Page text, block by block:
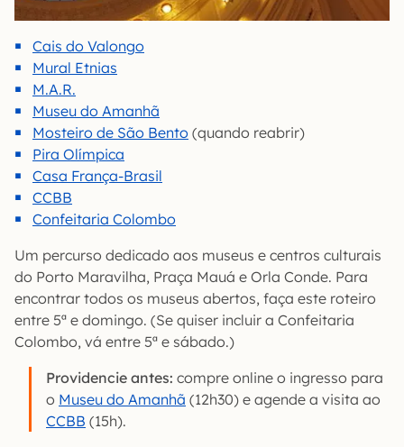
Cais do Valongo
Mural Etnias
M.A.R.
Museu do Amanhã
Mosteiro de São Bento (quando reabrir)
Pira Olímpica
Casa França-Brasil
CCBB
Confeitaria Colombo
Um percurso dedicado aos museus e centros culturais
do Porto Maravilha, Praça Mauá e Orla Conde. Para
encontrar todos os museus abertos, faça este roteiro
entre 5ª e domingo. (Se quiser incluir a Confeitaria
Colombo, vá entre 5ª e sábado.)
Providencie antes: compre online o ingresso para
o Museu do Amanhã (12h30) e agende a visita ao
CCBB (15h).